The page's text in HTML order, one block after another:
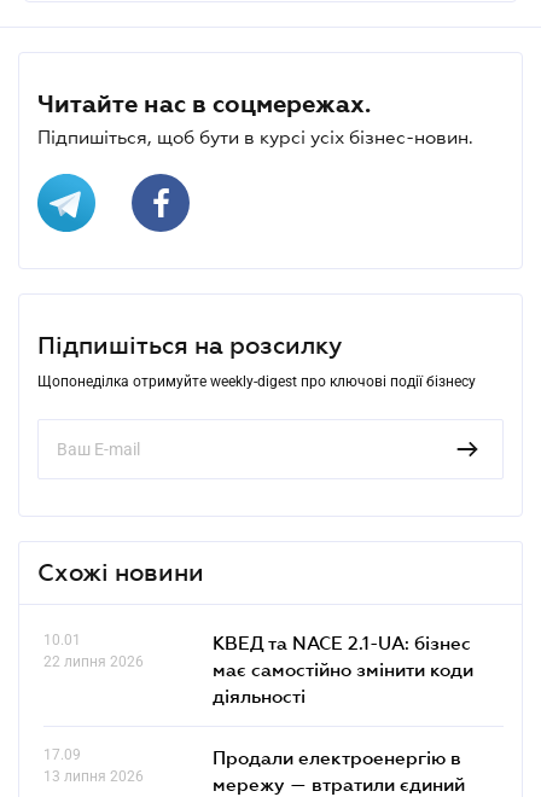
Читайте нас в соцмережах.
Підпишіться, щоб бути в курсі усіх бізнес-новин.
Підпишіться на розсилку
Щопонеділка отримуйте weekly-digest про ключові події бізнесу
Схожі новини
10.01
22 липня 2026
КВЕД та NACE 2.1-UA: бізнес
має самостійно змінити коди
діяльності
17.09
13 липня 2026
Продали електроенергію в
мережу — втратили єдиний